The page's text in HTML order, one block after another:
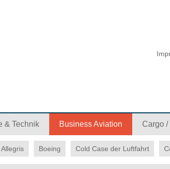
& Technik Business Aviation Cargo
Allegris Boeing Cold Case der Luftfahrt